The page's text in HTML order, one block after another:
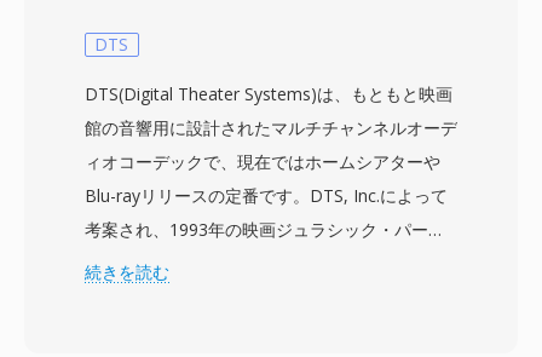
DTS
DTS(Digital Theater Systems)は、もともと映画
館の音響用に設計されたマルチチャンネルオーデ
ィオコーデックで、現在ではホームシアターや
Blu-rayリリースの定番です。DTS, Inc.によって
考案され、1993年の映画ジュラシック・パーク
と共に初めて劇場公開されたこの技術は、通常
続きを読む